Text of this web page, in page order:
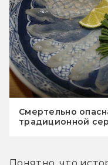
Смертельно
традиционной